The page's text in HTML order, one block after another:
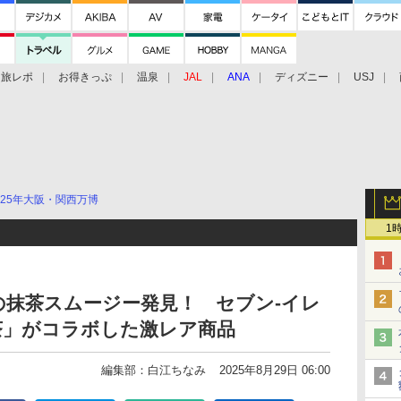
旅レポ お得きっぷ 温泉 JAL ANA ディズニー USJ
1
年大阪・関西万博
抹茶スムージー発見！ セブン-イレ
がコラボした激レア商品
編集部：白江ちなみ 2025年8月29日 06:00